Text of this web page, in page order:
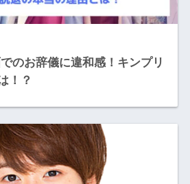
のお辞儀に違和感！キンプリ
！？